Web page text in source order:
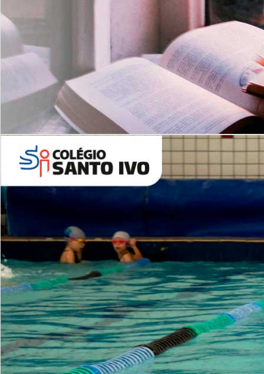
Leituras Literárias
6º AO 9º ANO FUNDAMENTAL
Inglês: Turmas Reduzidas
(Proficiência)
ALUNOS NOVOS
Entre em Contato
INSTITUCIONAL